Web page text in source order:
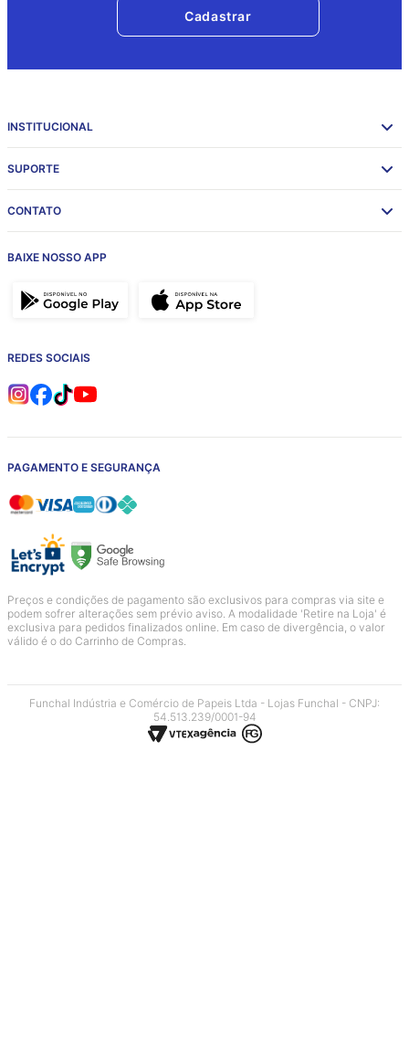
Cadastrar
INSTITUCIONAL
SUPORTE
CONTATO
BAIXE NOSSO APP
REDES SOCIAIS
PAGAMENTO E SEGURANÇA
Preços e condições de pagamento são exclusivos para compras via site e
podem sofrer alterações sem prévio aviso. A modalidade 'Retire na Loja' é
exclusiva para pedidos finalizados online. Em caso de divergência, o valor
válido é o do Carrinho de Compras.
Funchal Indústria e Comércio de Papeis Ltda - Lojas Funchal - CNPJ:
54.513.239/0001-94